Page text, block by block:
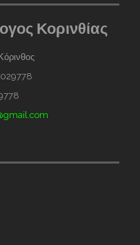
Κορινθίας